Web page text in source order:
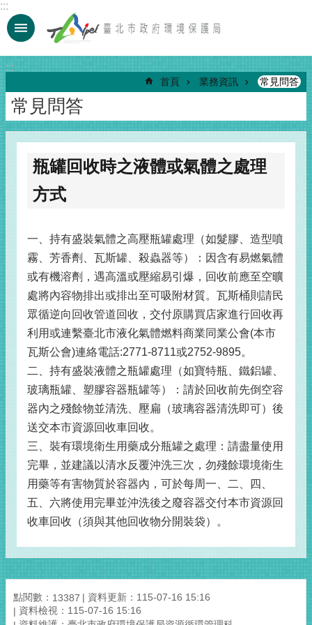
跳到主要內容區塊
:::
:::
首頁 業務資訊 常見問答
常見問答
瓶罐回收時之液體或氣體之處理
方式
一、持有盛裝氣體之高壓瓶罐處理（如髮膠、造型噴
霧、芳香劑、瓦斯罐、殺蟲器等）：因含有易燃氣體
或有機溶劑，遇高溫或壓縮易引爆，回收前應至空曠
處將內容物排出或排出至可吸附材質。瓦斯桶則請民
眾循逆向回收管道回收，交付原購買店家進行回收再
利用或連繫臺北市液化氣體燃料商業同業公會(本市
瓦斯公會)連絡電話:2771-8711或2752-9895。
二、持有盛裝液體之瓶罐處理（如寶特瓶、鐵鋁罐、
玻璃瓶罐、塑膠容器瓶罐等）：請於回收前先倒空容
器內之殘餘物並清洗、壓扁（玻璃容器清洗即可）後
送交本市資源回收車回收。
三、裝有環境衛生用藥成分瓶罐之處理：請盡量使用
完畢，並建議以清水反覆沖洗三次，勿殘餘環境衛生
用藥等有害物質於容器內，可於每周一、二、四、
五、六將使用完畢並沖洗後之廢容器交付本市資源回
收車回收（須與其他回收物分開裝袋）。
點閱數： 13387
資料更新：115-07-16 15:16
資料檢視：115-07-16 15:16